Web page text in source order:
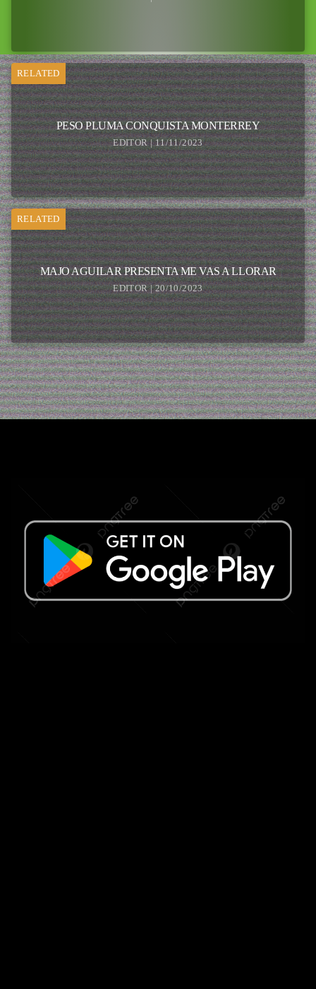
RELATED
PESO PLUMA CONQUISTA MONTERREY
EDITOR | 11/11/2023
RELATED
MAJO AGUILAR PRESENTA ME VAS A LLORAR
EDITOR | 20/10/2023